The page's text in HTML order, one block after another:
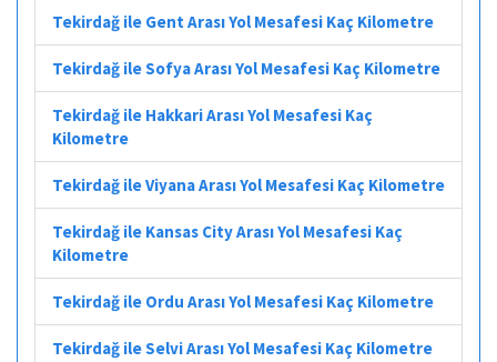
Tekirdağ ile Gent Arası Yol Mesafesi Kaç Kilometre
Tekirdağ ile Sofya Arası Yol Mesafesi Kaç Kilometre
Tekirdağ ile Hakkari Arası Yol Mesafesi Kaç
Kilometre
Tekirdağ ile Viyana Arası Yol Mesafesi Kaç Kilometre
Tekirdağ ile Kansas City Arası Yol Mesafesi Kaç
Kilometre
Tekirdağ ile Ordu Arası Yol Mesafesi Kaç Kilometre
Tekirdağ ile Selvi Arası Yol Mesafesi Kaç Kilometre